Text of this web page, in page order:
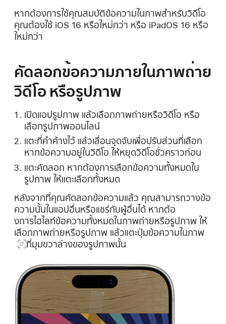
หากต้องการใช้คุณสมบัติข้อความในภาพสำหรับวิดีโอ
คุณต้องใช้ iOS 16 หรือใหม่กว่า หรือ iPadOS 16 หรือ
ใหม่กว่า
คัดลอกข้อความภายในภาพถ่าย
วิดีโอ หรือรูปภาพ
เปิดแอปรูปภาพ แล้วเลือกภาพถ่ายหรือวิดีโอ หรือ
เลือกรูปภาพออนไลน์
แตะที่คำค้างไว้ แล้วเลื่อนจุดจับเพื่อปรับส่วนที่เลือก
หากข้อความอยู่ในวิดีโอ ให้หยุดวิดีโอชั่วคราวก่อน
แตะคัดลอก หากต้องการเลือกข้อความทั้งหมดใน
รูปภาพ ให้แตะเลือกทั้งหมด
หลังจากที่คุณคัดลอกข้อความแล้ว คุณสามารถวางข้อ
ความนั้นในแอปอื่นหรือแชร์กับผู้อื่นได้ หากต้อ
งการไฮไลท์ข้อความทั้งหมดในภาพถ่ายหรือรูปภาพ ให้
เลือกภาพถ่ายหรือรูปภาพ แล้วแตะปุ่มข้อความในภาพ
ที่มุมขวาล่างของรูปภาพนั้น